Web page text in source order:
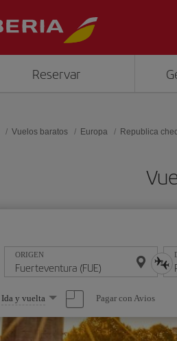
Reservar
Vuelos baratos Europa Republica
ORIGEN
Seleccione
una
opción
Ida y vuelta Pagar con Avios